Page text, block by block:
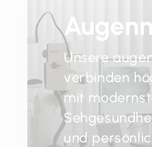
Unsere
verbinden
mit
und